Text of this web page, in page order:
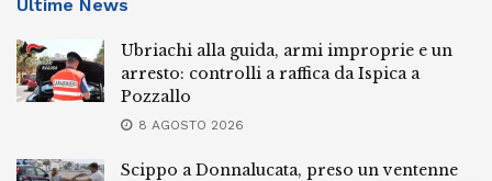
Ultime News
Ubriachi alla guida, armi improprie e un
arresto: controlli a raffica da Ispica a
Pozzallo
8 AGOSTO 2026
Scippo a Donnalucata, preso un ventenne